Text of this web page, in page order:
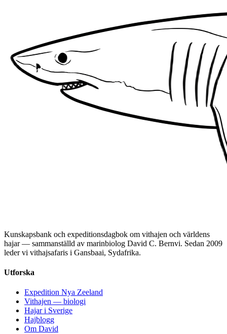
Kunskapsbank och expeditionsdagbok om vithajen och världens
hajar — sammanställd av marinbiolog David C. Bernvi. Sedan 2009
leder vi vithajsafaris i Gansbaai, Sydafrika.
Utforska
Expedition Nya Zeeland
Vithajen — biologi
Hajar i Sverige
Hajblogg
Om David